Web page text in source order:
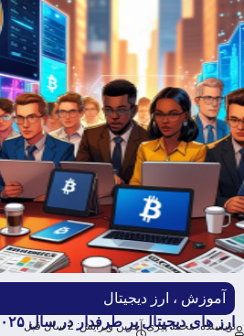
ارز های دیجیتال پر طرفدار در سال ۲۰۲۵
آموزش ، ارز دیجیتال
نویسنده: محمد پیری آخرین ویرایش: 2 سال قبل